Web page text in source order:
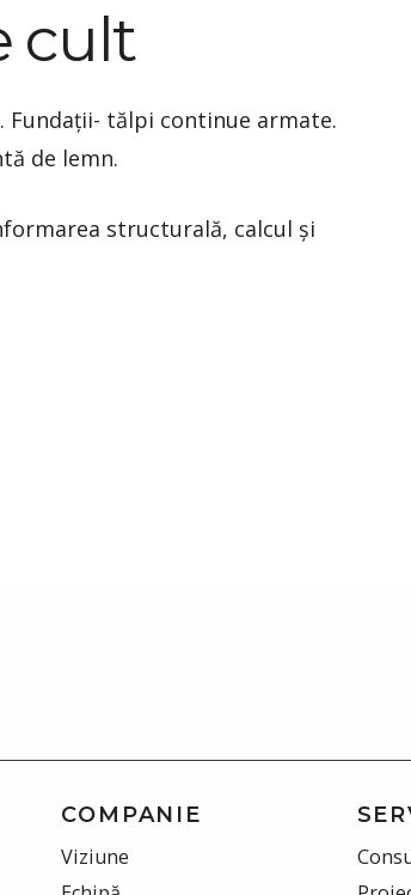
cult
Fundații- tălpi continue armate.
de lemn.
structurală, calcul și
COMPANIE
Viziune